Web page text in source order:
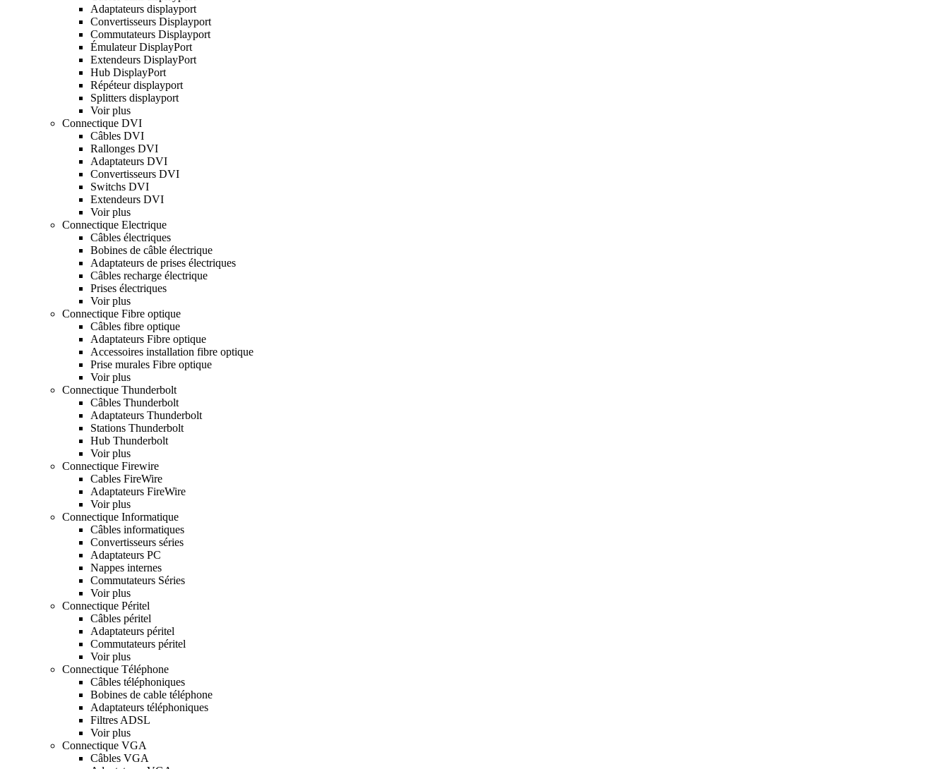
Adaptateurs displayport
Convertisseurs Displayport
Commutateurs Displayport
Émulateur DisplayPort
Extendeurs DisplayPort
Hub DisplayPort
Répéteur displayport
Splitters displayport
Voir plus
Connectique DVI
Câbles DVI
Rallonges DVI
Adaptateurs DVI
Convertisseurs DVI
Switchs DVI
Extendeurs DVI
Voir plus
Connectique Electrique
Câbles électriques
Bobines de câble électrique
Adaptateurs de prises électriques
Câbles recharge électrique
Prises électriques
Voir plus
Connectique Fibre optique
Câbles fibre optique
Adaptateurs Fibre optique
Accessoires installation fibre optique
Prise murales Fibre optique
Voir plus
Connectique Thunderbolt
Câbles Thunderbolt
Adaptateurs Thunderbolt
Stations Thunderbolt
Hub Thunderbolt
Voir plus
Connectique Firewire
Cables FireWire
Adaptateurs FireWire
Voir plus
Connectique Informatique
Câbles informatiques
Convertisseurs séries
Adaptateurs PC
Nappes internes
Commutateurs Séries
Voir plus
Connectique Péritel
Câbles péritel
Adaptateurs péritel
Commutateurs péritel
Voir plus
Connectique Téléphone
Câbles téléphoniques
Bobines de cable téléphone
Adaptateurs téléphoniques
Filtres ADSL
Voir plus
Connectique VGA
Câbles VGA